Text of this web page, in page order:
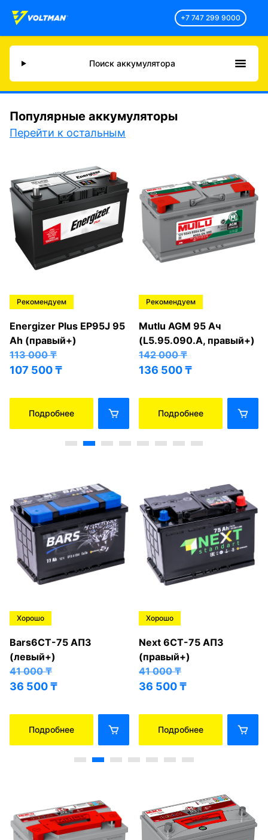
+7 747 299 9000
Поиск аккумулятора
Популярные аккумуляторы
Перейти к остальным
Рекомендуем
Energizer Plus EP95J 95
Ah (правый+)
113 000₸
107 500₸
Подробнее
Рекомендуем
Mutlu AGM 95 Ач
(L5.95.090.A, правый+)
142 000₸
136 500₸
Подробнее
Хорошо
Bars6СТ-75 АПЗ
(левый+)
41 000₸
36 500₸
Подробнее
Хорошо
Next 6СТ-75 АПЗ
(правый+)
41 000₸
36 500₸
Подробнее